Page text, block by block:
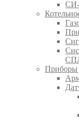
СИ-
Приборы